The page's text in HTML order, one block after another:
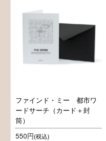
ファインド・ミー 都市ワ
ードサーチ（カード＋封
筒）
550円(税込)